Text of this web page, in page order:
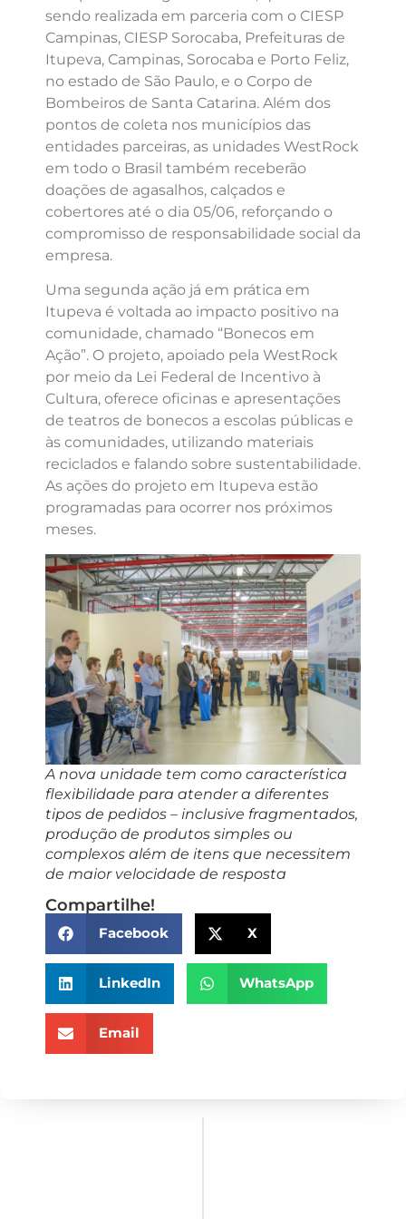
sendo realizada em parceria com o CIESP
Campinas, CIESP Sorocaba, Prefeituras de
Itupeva, Campinas, Sorocaba e Porto Feliz,
no estado de São Paulo, e o Corpo de
Bombeiros de Santa Catarina. Além dos
pontos de coleta nos municípios das
entidades parceiras, as unidades WestRock
em todo o Brasil também receberão
doações de agasalhos, calçados e
cobertores até o dia 05/06, reforçando o
compromisso de responsabilidade social da
empresa.
Uma segunda ação já em prática em
Itupeva é voltada ao impacto positivo na
comunidade, chamado “Bonecos em
Ação”. O projeto, apoiado pela WestRock
por meio da Lei Federal de Incentivo à
Cultura, oferece oficinas e apresentações
de teatros de bonecos a escolas públicas e
às comunidades, utilizando materiais
reciclados e falando sobre sustentabilidade.
As ações do projeto em Itupeva estão
programadas para ocorrer nos próximos
meses.
A nova unidade tem como característica
flexibilidade para atender a diferentes
tipos de pedidos – inclusive fragmentados,
produção de produtos simples ou
complexos além de itens que necessitem
de maior velocidade de resposta
Compartilhe!
Facebook X
LinkedIn WhatsApp
Email